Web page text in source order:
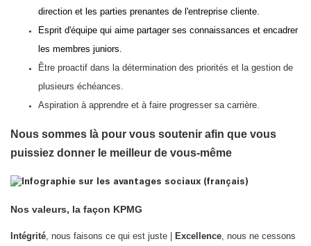
direction et les parties prenantes de l'entreprise cliente.
Esprit d'équipe qui aime partager ses connaissances et encadrer
les membres juniors.
Être proactif dans la détermination des priorités et la gestion de
plusieurs échéances.
Aspiration à apprendre et à faire progresser sa carrière.
Nous sommes là pour vous soutenir afin que vous
puissiez donner le meilleur de vous-même
Nos valeurs, la façon KPMG
Intégrité, nous faisons ce qui est juste | Excellence, nous ne cessons